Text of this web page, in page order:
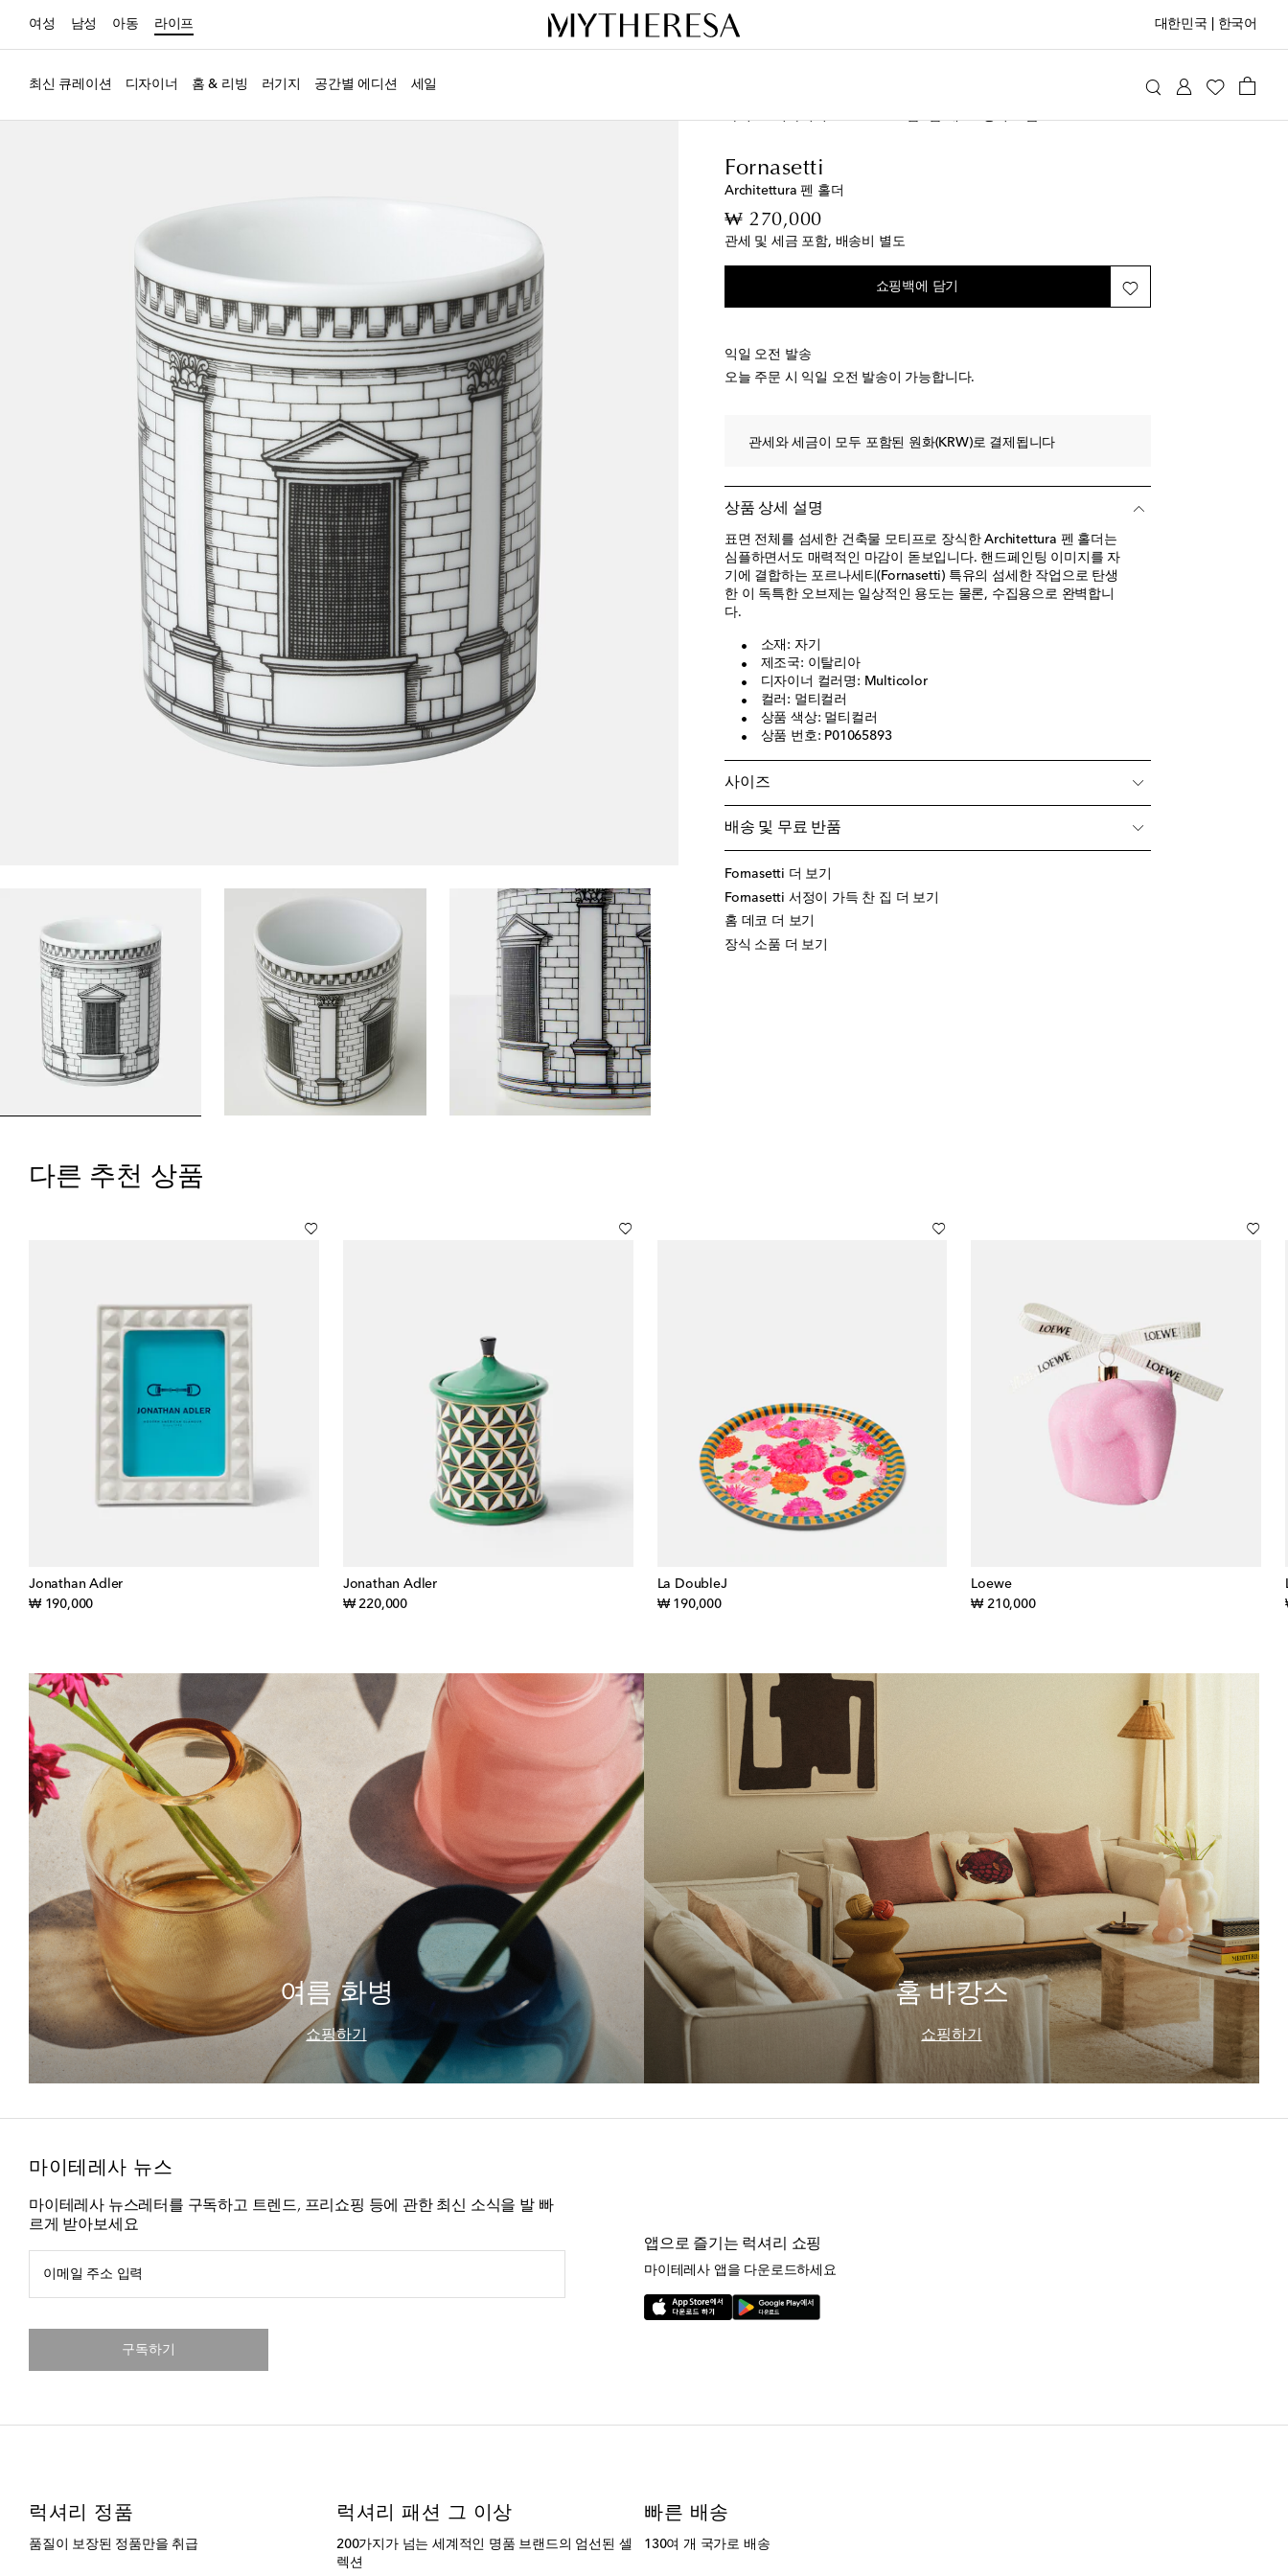
여성 남성 아동 라이프 대한민국 한국어
최신 큐레이션 디자이너 홈 & 리빙 러기지 공간별 에디션 세일
Fornasetti
Architettura 펜 홀더
₩ 270,000original price
관세 및 세금 포함, 배송비 별도
쇼핑백에 담기
익일 오전 발송
오늘 주문 시 익일 오전 발송이 가능합니다.
관세와 세금이 모두 포함된 원화(KRW)로 결제됩니다
상품 상세 설명
표면 전체를 섬세한 건축물 모티프로 장식한 Architettura 펜 홀더는
심플하면서도 매력적인 마감이 돋보입니다. 핸드페인팅 이미지를 자
기에 결합하는 포르나세티(Fornasetti) 특유의 섬세한 작업으로 탄생
한 이 독특한 오브제는 일상적인 용도는 물론, 수집용으로 완벽합니
다.
소재: 자기
제조국: 이탈리아
디자이너 컬러명: Multicolor
컬러: 멀티컬러
상품 색상: 멀티컬러
상품 번호: P01065893
사이즈
배송 및 무료 반품
Fornasetti 더 보기
Fornasetti 서정이 가득 찬 집 더 보기
홈 데코 더 보기
장식 소품 더 보기
다른 추천 상품
Jonathan Adler
₩ 190,000original price
Jonathan Adler
₩ 220,000original price
La DoubleJ
₩ 190,000original price
Loewe
₩ 210,000original price
여름 화병
쇼핑하기
홈 바캉스
쇼핑하기
마이테레사 뉴스
마이테레사 뉴스레터를 구독하고 트렌드, 프리쇼핑 등에 관한 최신 소식을 발 빠
르게 받아보세요
이메일 주소 입력
구독하기
앱으로 즐기는 럭셔리 쇼핑
마이테레사 앱을 다운로드하세요
럭셔리 정품
품질이 보장된 정품만을 취급
럭셔리 패션 그 이상
200가지가 넘는 세계적인 명품 브랜드의 엄선된 셀
렉션
빠른 배송
130여 개 국가로 배송